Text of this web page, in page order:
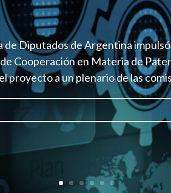
de Diputados de Argentina
Cooperación en Materia de
proyecto a un plenario de las